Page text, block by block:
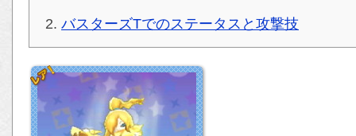
バスターズTでのステータスと攻撃技